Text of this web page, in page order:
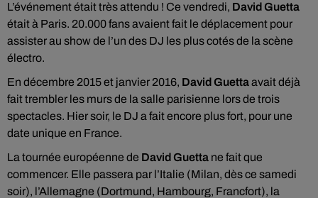
L’événement était très attendu ! Ce vendredi, David Guetta
était à Paris. 20.000 fans avaient fait le déplacement pour
assister au show de l’un des DJ les plus cotés de la scène
électro.
En décembre 2015 et janvier 2016, David Guettaavait déjà
fait trembler les murs de la salle parisienne lors de trois
spectacles. Hier soir, le DJ a fait encore plus fort, pour une
date unique en France.
La tournée européenne de David Guetta ne fait que
commencer. Elle passera par l’Italie (Milan, dès ce samedi
soir), l’Allemagne (Dortmund, Hambourg, Francfort), la